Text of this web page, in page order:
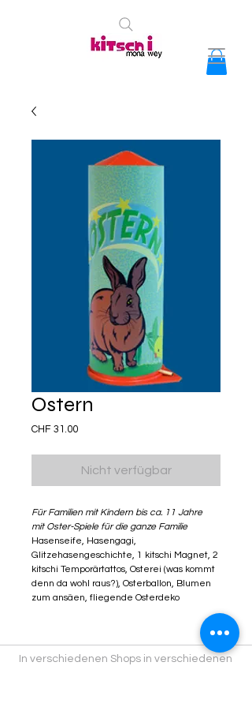
Ostern
CHF 31.00Preis
Nicht verfügbar
Für Familien mit Kindern bis ca. 11 Jahre
mit Oster-Spiele für die ganze Familie
Hasenseife, Hasengagi,
Glitzehasengeschichte, 1 kitschi Magnet, 2
kitschi Temporärtattos, Osterei (was kommt
denn da wohl raus?), Osterballon, Blumen
zum ansäen, fliegende Osterdeko
In verschiedenen Shops in verschiedenen